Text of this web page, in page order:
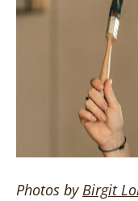
Photos byBirgit